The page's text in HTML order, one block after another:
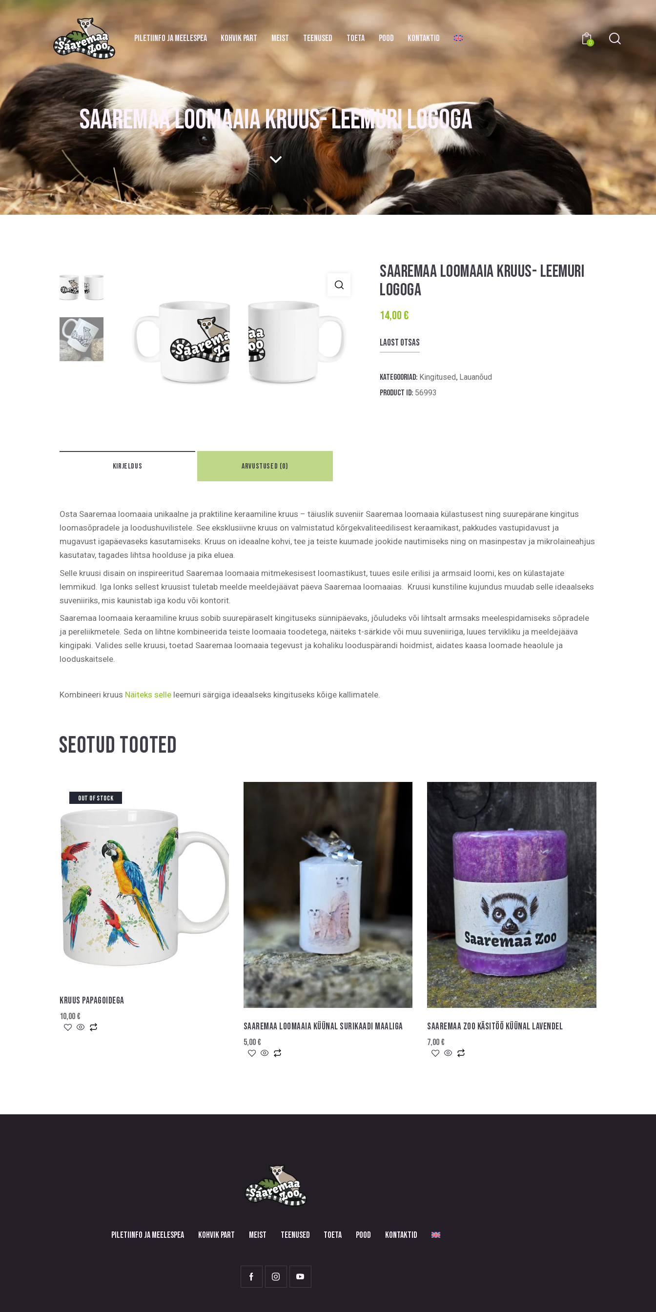
PILETIINFO JA MEELESPEA KOHVIK PART MEIST TEENUSED TOETA POOD KONTAKTID 0
SAAREMAA LOOMAAIA KRUUS- LEEMURI LOGOGA
SAAREMAA LOOMAAIA KRUUS- LEEMURI
LOGOGA
14,00 €
Laost otsas
Kategooriad: Kingitused, Lauanõud
Product ID: 56993
KIRJELDUS ARVUSTUSED (0)
Osta Saaremaa loomaaia unikaalne ja praktiline keraamiline kruus – täiuslik suveniir Saaremaa loomaaia külastusest ning suurepärane kingitus
loomasõpradele ja loodushuvilistele. See eksklusiivne kruus on valmistatud kõrgekvaliteedilisest keraamikast, pakkudes vastupidavust ja
mugavust igapäevaseks kasutamiseks. Kruus on ideaalne kohvi, tee ja teiste kuumade jookide nautimiseks ning on masinpestav ja mikrolaineahjus
kasutatav, tagades lihtsa hoolduse ja pika eluea.
Selle kruusi disain on inspireeritud Saaremaa loomaaia mitmekesisest loomastikust, tuues esile erilisi ja armsaid loomi, kes on külastajate
lemmikud. Iga lonks sellest kruusist tuletab meelde meeldejäävat päeva Saaremaa loomaaias. Kruusi kunstiline kujundus muudab selle ideaalseks
suveniiriks, mis kaunistab iga kodu või kontorit.
Saaremaa loomaaia keraamiline kruus sobib suurepäraselt kingituseks sünnipäevaks, jõuludeks või lihtsalt armsaks meelespidamiseks sõpradele
ja pereliikmetele. Seda on lihtne kombineerida teiste loomaaia toodetega, näiteks t-särkide või muu suveniiriga, luues tervikliku ja meeldejääva
kingipaki. Valides selle kruusi, toetad Saaremaa loomaaia tegevust ja kohaliku looduspärandi hoidmist, aidates kaasa loomade heaolule ja
looduskaitsele.
Kombineeri kruus Näiteks selle leemuri särgiga ideaalseks kingituseks kõige kallimatele.
SEOTUD TOOTED
OUT OF STOCK
KRUUS PAPAGOIDEGA
10,00€
SAAREMAA LOOMAAIA KÜÜNAL SURIKAADI MAALIGA
5,00€
SAAREMAA ZOO KÄSITÖÖ KÜÜNAL LAVENDEL
7,00€
PILETIINFO JA MEELESPEA KOHVIK PART MEIST TEENUSED TOETA POOD KONTAKTID